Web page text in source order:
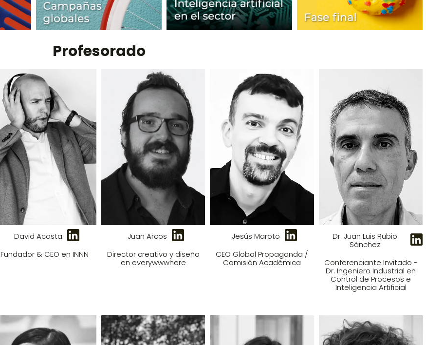
Profesorado
David Acosta
Fundador & CEO en INNN
Juan Arcos
Director creativo y diseño
en everywwwhere
Jesús Maroto
CEO Global Propaganda /
Comisión Académica
Dr. Juan Luis Rubio
Sánchez
Conferenciante Invitado -
Dr. Ingeniero Industrial en
Control de Procesos e
Inteligencia Artificial